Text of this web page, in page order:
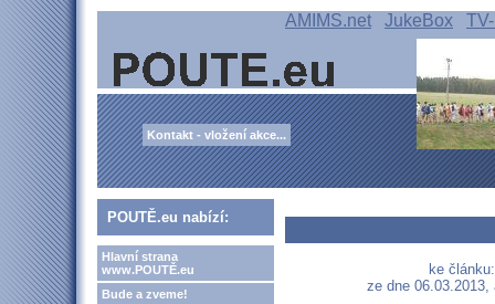
AMIMS.net JukeBox
Kontakt - vložení akce...
POUTĚ.eu nabízí:
Hlavní strana
www.POUTĚ.eu
Bude a zveme!
ke
ze dne